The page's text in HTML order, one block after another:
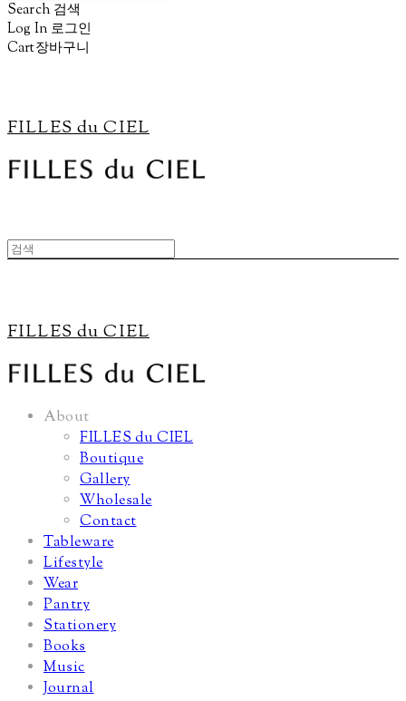
Search 검색
Log In 로그인
Cart장바구니
FILLES du CIEL
FILLES du CIEL
About
FILLES du CIEL
Boutique
Gallery
Wholesale
Contact
Tableware
Lifestyle
Wear
Pantry
Stationery
Books
Music
Journal